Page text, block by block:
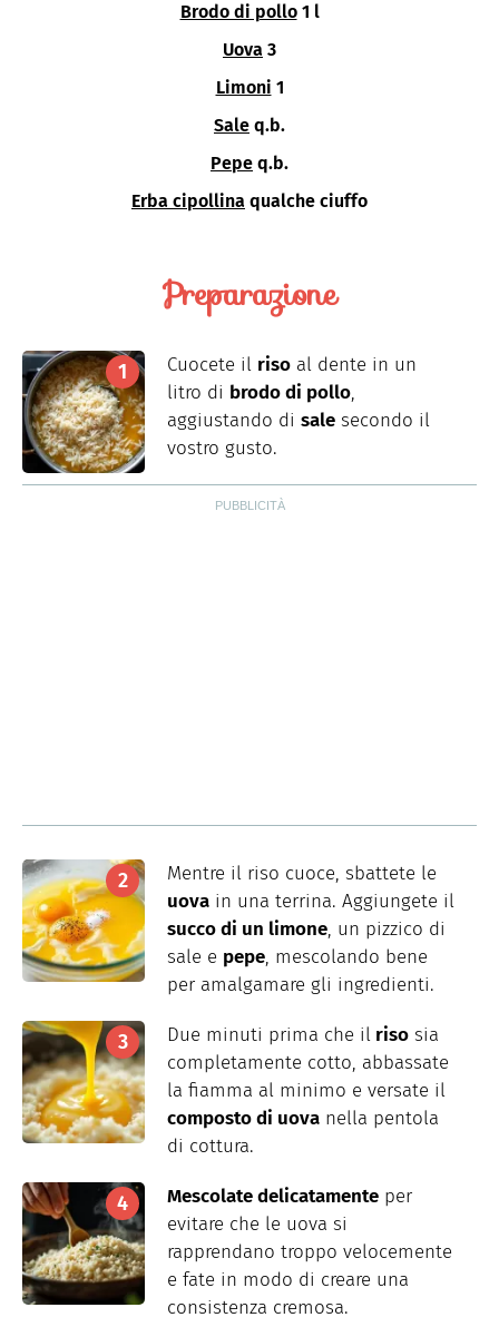
Brodo di pollo 1 l
Uova 3
Limoni 1
Sale q.b.
Pepe q.b.
Erba cipollina qualche ciuffo
Preparazione
Cuocete il riso al dente in un
litro di brodo di pollo,
aggiustando di sale secondo il
vostro gusto.
Mentre il riso cuoce, sbattete le
uova in una terrina. Aggiungete il
succo di un limone, un pizzico di
sale e pepe, mescolando bene
per amalgamare gli ingredienti.
Due minuti prima che il riso sia
completamente cotto, abbassate
la fiamma al minimo e versate il
composto di uova nella pentola
di cottura.
Mescolate delicatamente per
evitare che le uova si
rapprendano troppo velocemente
e fate in modo di creare una
consistenza cremosa.